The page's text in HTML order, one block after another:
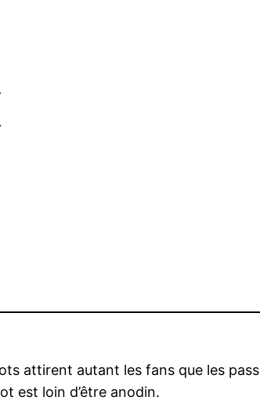
attirent autant les fans que les
est loin d’être anodin.